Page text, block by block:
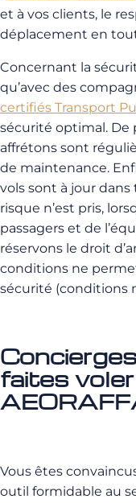
et à vos clients, le
déplacement en
Concernant la
qu’avec des
certifiés Transport
sécurité optimal. De
affrétons sont
de maintenance.
vols sont à jour
risque n’est pris,
passagers et de
réservons le droit
conditions ne
sécurité (conditions
faites
Vous êtes
outil formidable au